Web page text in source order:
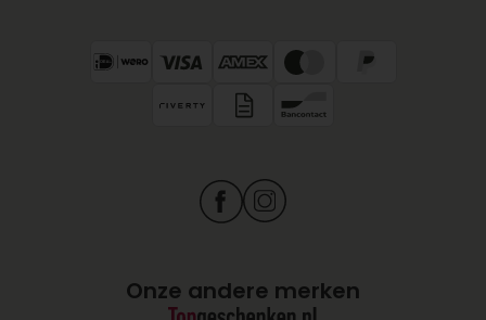
Onze andere merken